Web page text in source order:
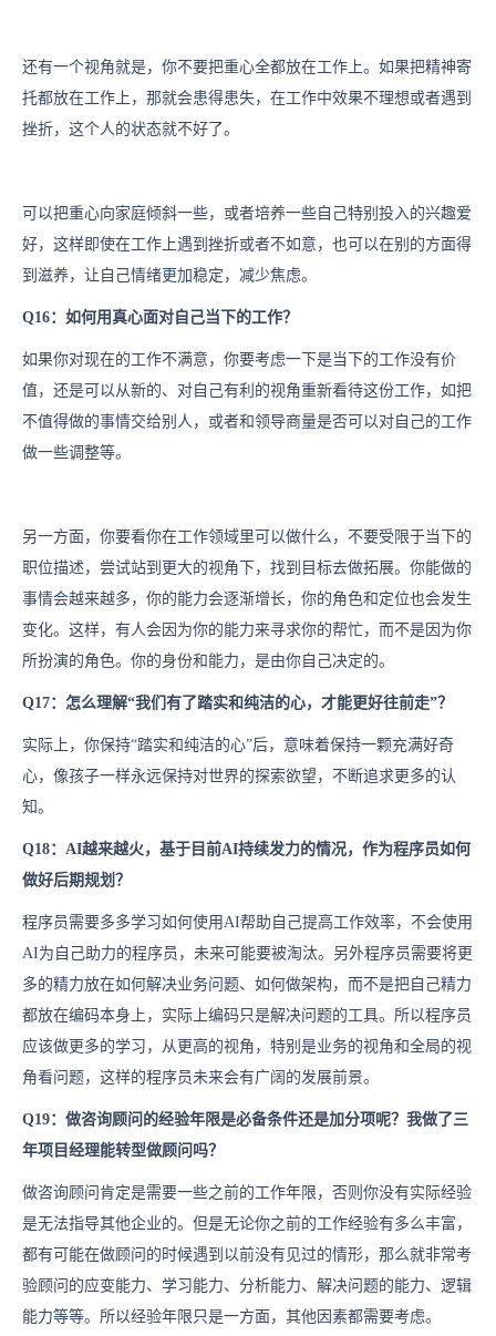
还有一个视角就是，你不要把重心全都放在工作上。如果把精神寄
托都放在工作上，那就会患得患失，在工作中效果不理想或者遇到
挫折，这个人的状态就不好了。
可以把重心向家庭倾斜一些，或者培养一些自己特别投入的兴趣爱
好，这样即使在工作上遇到挫折或者不如意，也可以在别的方面得
到滋养，让自己情绪更加稳定，减少焦虑。
Q16：如何用真心面对自己当下的工作？
如果你对现在的工作不满意，你要考虑一下是当下的工作没有价
值，还是可以从新的、对自己有利的视角重新看待这份工作，如把
不值得做的事情交给别人，或者和领导商量是否可以对自己的工作
做一些调整等。
另一方面，你要看你在工作领域里可以做什么，不要受限于当下的
职位描述，尝试站到更大的视角下，找到目标去做拓展。你能做的
事情会越来越多，你的能力会逐渐增长，你的角色和定位也会发生
变化。这样，有人会因为你的能力来寻求你的帮忙，而不是因为你
所扮演的角色。你的身份和能力，是由你自己决定的。
Q17：怎么理解“我们有了踏实和纯洁的心，才能更好往前走”？
实际上，你保持“踏实和纯洁的心”后，意味着保持一颗充满好奇
心，像孩子一样永远保持对世界的探索欲望，不断追求更多的认
知。
Q18：AI越来越火，基于目前AI持续发力的情况，作为程序员如何
做好后期规划？
程序员需要多多学习如何使用AI帮助自己提高工作效率，不会使用
AI为自己助力的程序员，未来可能要被淘汰。另外程序员需要将更
多的精力放在如何解决业务问题、如何做架构，而不是把自己精力
都放在编码本身上，实际上编码只是解决问题的工具。所以程序员
应该做更多的学习，从更高的视角，特别是业务的视角和全局的视
角看问题，这样的程序员未来会有广阔的发展前景。
Q19：做咨询顾问的经验年限是必备条件还是加分项呢？我做了三
年项目经理能转型做顾问吗？
做咨询顾问肯定是需要一些之前的工作年限，否则你没有实际经验
是无法指导其他企业的。但是无论你之前的工作经验有多么丰富，
都有可能在做顾问的时候遇到以前没有见过的情形，那么就非常考
验顾问的应变能力、学习能力、分析能力、解决问题的能力、逻辑
能力等等。所以经验年限只是一方面，其他因素都需要考虑。